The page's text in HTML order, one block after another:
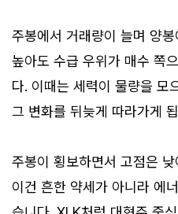
주봉에서 거래량이 늘며 양
높아도 수급 우위가 매수 쪽
다. 이때는 세력이 물량을 모
그 변화를 뒤늦게 따라가게
주봉이 횡보하면서 고점은
이건 흔한 약세가 아니라 에